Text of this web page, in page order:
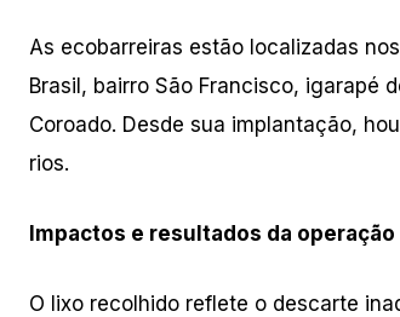
As ecobarreiras estão localizadas
Brasil, bairro São Francisco, igarapé
Coroado. Desde sua implantação,
rios.
Impactos e resultados da operação
O lixo recolhido reflete o descarte